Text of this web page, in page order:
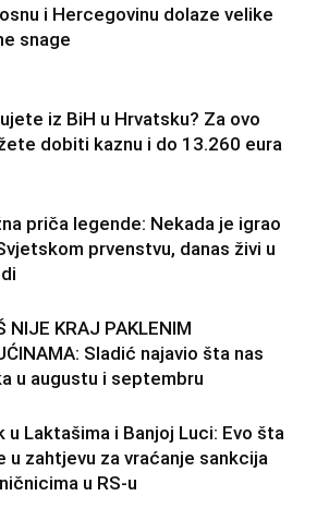
i Hercegovinu dolaze velike
snage
iz BiH u Hrvatsku? Za ovo
dobiti kaznu i do 13.260 eura
priča legende: Nekada je igrao
prvenstvu, danas živi u
NIJE KRAJ PAKLENIM
Sladić najavio šta nas
u augustu i septembru
u Laktašima i Banjoj Luci: Evo šta
u zahtjevu za vraćanje sankcija
u RS-u